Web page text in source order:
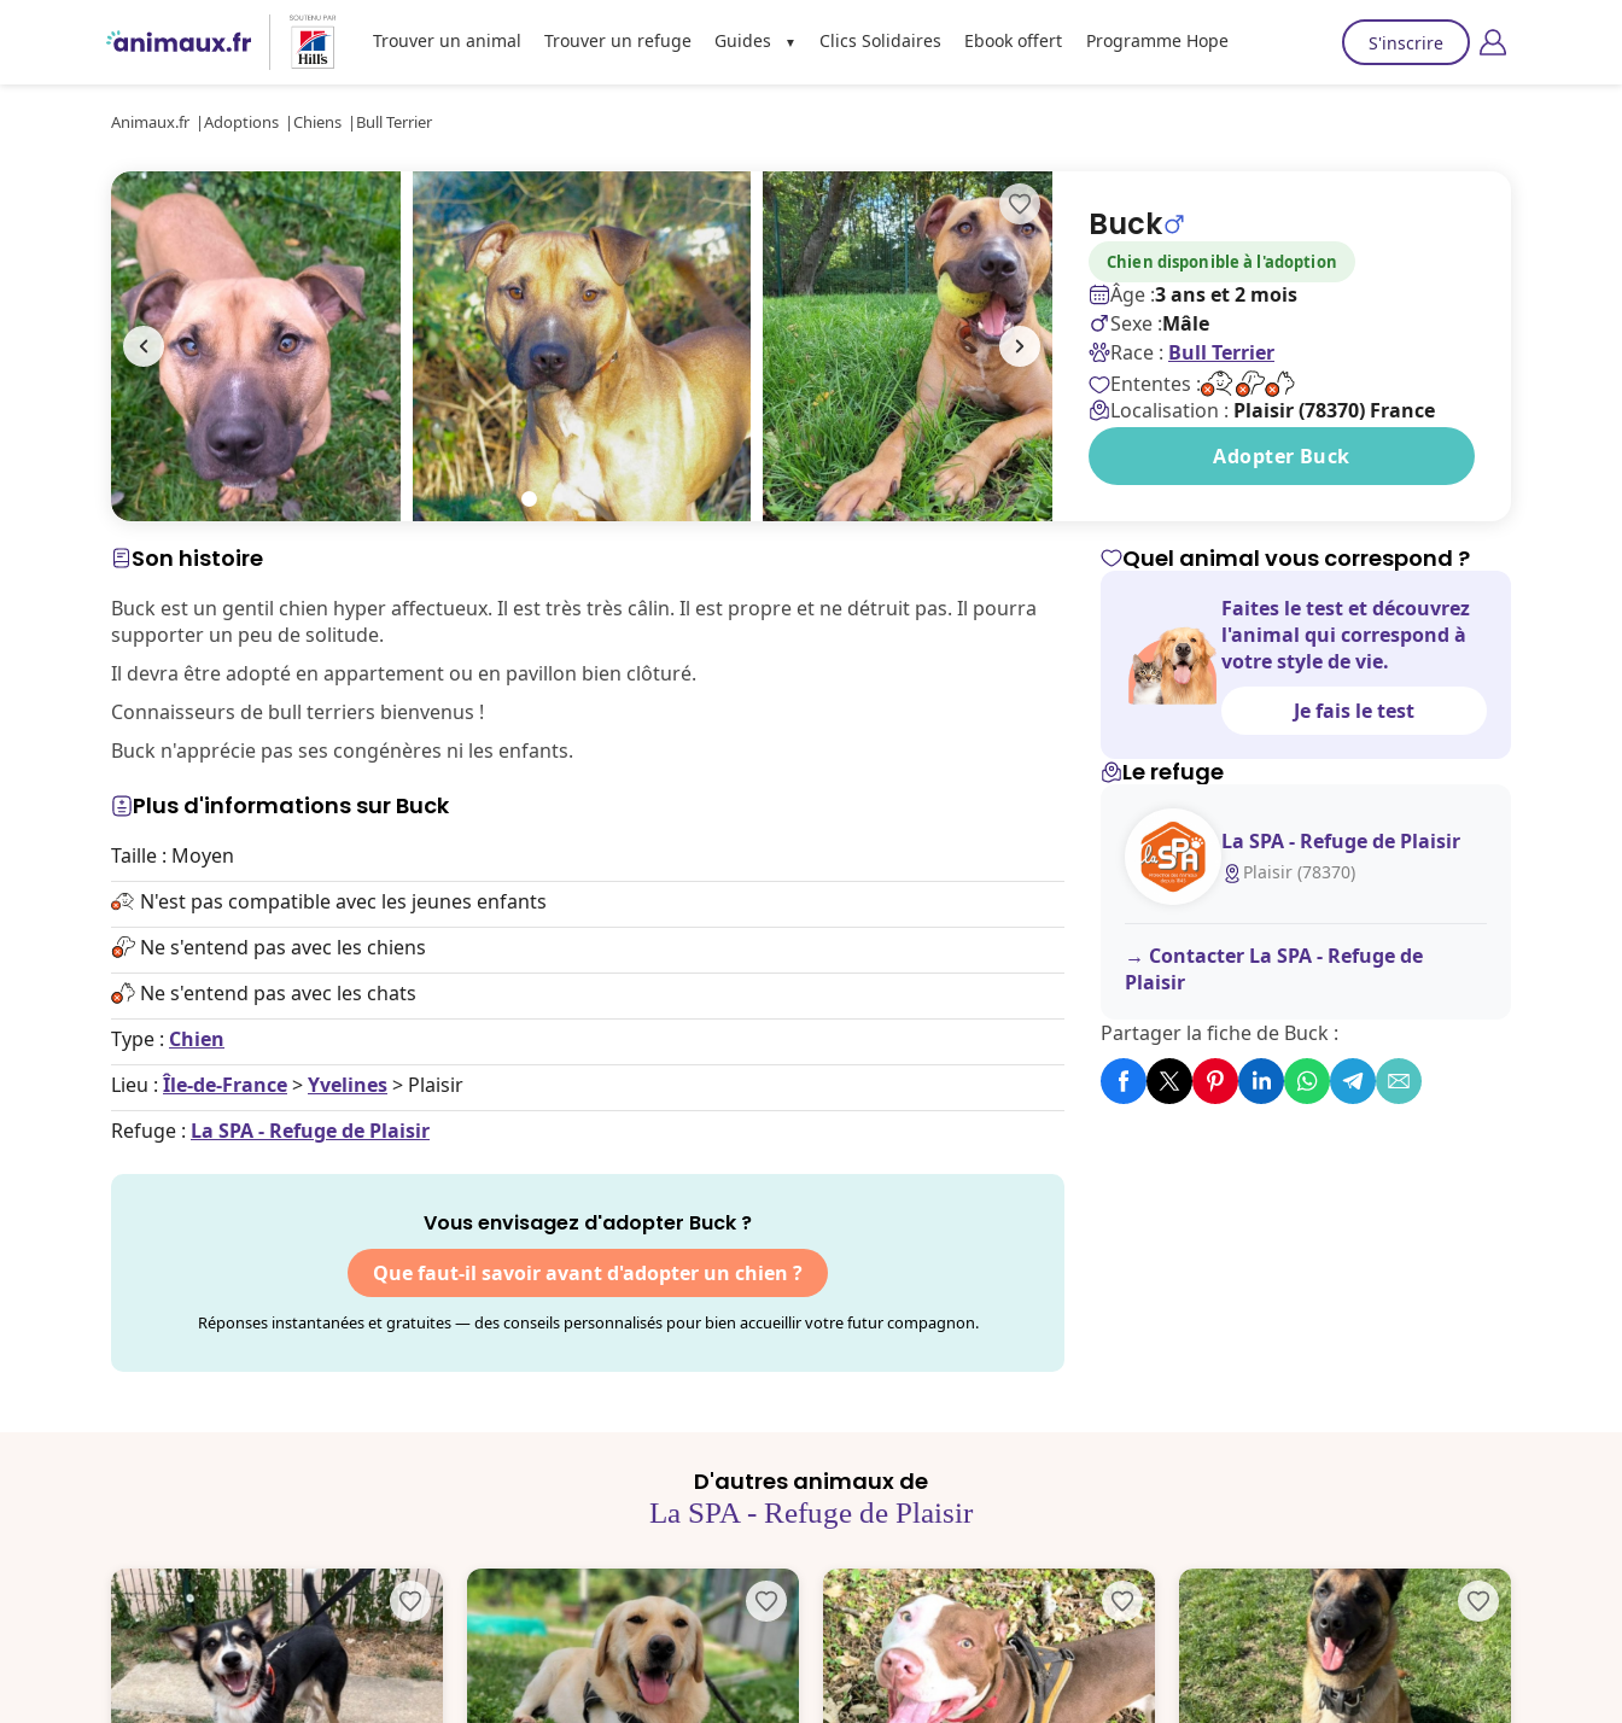
Trouver un animal Trouver un refuge Guides Clics Solidaires Ebook offert Programme Hope S'inscrire
Animaux.fr Adoptions Chiens Bull Terrier
Buck
Chien disponible à l'adoption
Âge :3 ans et 2 mois
Sexe :Mâle
Race : Bull Terrier
Ententes :
Localisation : Plaisir (78370) France
Adopter Buck
Son histoire
Buck est un gentil chien hyper affectueux. Il est très très câlin. Il est propre et ne détruit pas. Il pourra
supporter un peu de solitude.
Il devra être adopté en appartement ou en pavillon bien clôturé.
Connaisseurs de bull terriers bienvenus !
Buck n'apprécie pas ses congénères ni les enfants.
Plus d'informations sur Buck
Taille : Moyen
N'est pas compatible avec les jeunes enfants
Ne s'entend pas avec les chiens
Ne s'entend pas avec les chats
Type : Chien
Lieu : Île-de-France>Yvelines> Plaisir
Refuge : La SPA - Refuge de Plaisir
Vous envisagez d'adopter Buck ?
Que faut-il savoir avant d'adopter un chien ?
Réponses instantanées et gratuites — des conseils personnalisés pour bien accueillir votre futur compagnon.
Quel animal vous correspond ?
Faites le test et découvrez
l'animal qui correspond à
votre style de vie.
Je fais le test
Le refuge
La SPA - Refuge de Plaisir
Plaisir (78370)
Contacter La SPA - Refuge de
Plaisir
Partager la fiche de Buck :
D'autres animaux de
La SPA - Refuge de Plaisir